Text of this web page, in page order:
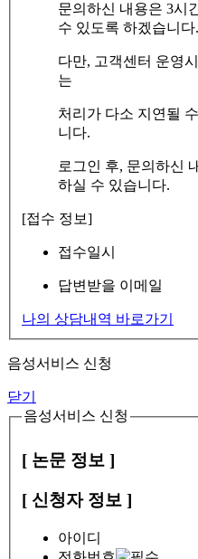
문의하신 내용은 3시
수 있도록 하겠습니다.
다만, 고객센터 운영
는
처리가 다소 지연될
니다.
로그인 후, 문의하신
하실 수 있습니다.
[접수 정보]
접수일시
답변받을 이메일
나의 상담내역 바로가기
음성서비스 신청
닫기
음성서비스 신청
[ 논문 정보 ]
[ 신청자 정보 ]
아이디